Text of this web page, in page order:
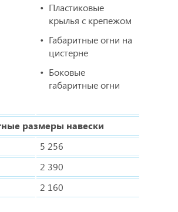
Пластиковые
крылья с крепежом
Габаритные огни на
цистерне
Боковые
габаритные огни
размеры навески
5 256
2 390
2 160